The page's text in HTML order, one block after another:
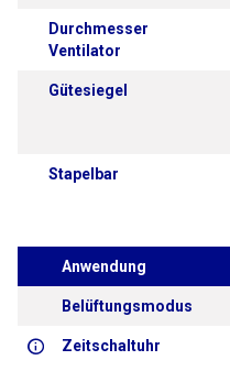
Durchmesser
Ventilator
Gütesiegel
Stapelbar
Anwendung
Belüftungsmodus
Zeitschaltuhr